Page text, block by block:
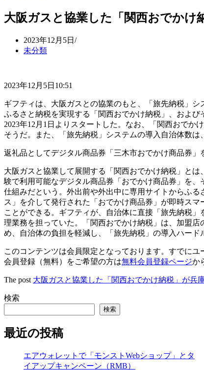
大阪ガスと協業した「関西おでかけ
2023年12月5日
未分類
2023年12月5日10:51
ギフティは、大阪ガスとの協業のもと、「旅先納税」
ふるさと納税を実現する「関西おでかけ納税」、およ
2023年12月1日よりスタートした。なお、「関西おでか
そうだ。また、「旅先納税」システムの導入自治体数は
返礼品としてデジタル商品券「三木市おでかけ商品券」
大阪ガスと協業して展開する「関西おでかけ納税」と
験で利用可能なデジタル商品券「おでかけ商品券」を
仕組みだという。外出前や外出中に専用サイトからふ
ス」を介して発行された「おでかけ商品券」が即時ス
ことができる。ギフティが、自治体に直接「旅先納税
理業務を担っていた。「関西おでかけ納税」は、加盟
め、自治体の負担を軽減し、「旅先納税」の導入ハー
このコンテンツは会員限定となっております。すでに
会員登録（無料）をご希望の方は無料会員登録ページか
The post 大阪ガスと協業した「関西おでかけ納税」が兵
検索
検索
最近の投稿
エアウォレットで「モンストWebショップ」とタ
イアップキャンペーン（RMB）